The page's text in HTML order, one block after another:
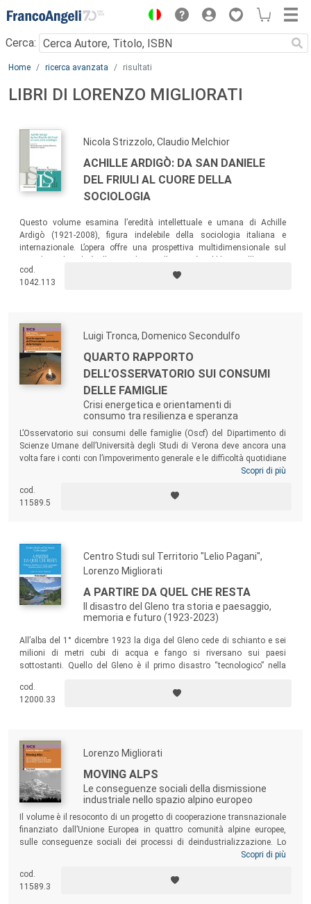
Menu
Cerca:
Main content
Home ricerca avanzata risultati
LIBRI DI LORENZO MIGLIORATI
Nicola Strizzolo, Claudio Melchior
ACHILLE ARDIGÒ: DA SAN DANIELE
DEL FRIULI AL CUORE DELLA
SOCIOLOGIA
Questo volume esamina l’eredità intellettuale e umana di Achille
Ardigò (1921-2008), figura indelebile della sociologia italiana e
internazionale. L’opera offre una prospettiva multidimensionale sul
civico, evidenziandone la rilevanza per il progresso delle scienze
sociali.
cod.
1042.113
Luigi Tronca, Domenico Secondulfo
QUARTO RAPPORTO
DELL’OSSERVATORIO SUI CONSUMI
DELLE FAMIGLIE
Crisi energetica e orientamenti di
consumo tra resilienza e speranza
L’Osservatorio sui consumi delle famiglie (Oscf) del Dipartimento di
Scienze Umane dell’Università degli Studi di Verona deve ancora una
volta fare i conti con l’impoverimento generale e le difficoltà quotidiane
delle famiglie. Si è, infatti, allargata la platea di chi fatica ad arrivare
acquisti che dei consumi sono divenute pane quotidiano anche per
coloro che hanno risentito meno delle difficoltà economiche.
Scopri di più
cod.
11589.5
Centro Studi sul Territorio "Lelio Pagani",
Lorenzo Migliorati
A PARTIRE DA QUEL CHE RESTA
Il disastro del Gleno tra storia e paesaggio,
memoria e futuro (1923-2023)
All’alba del 1° dicembre 1923 la diga del Gleno cede di schianto e sei
milioni di metri cubi di acqua e fango si riversano sui paesi
sottostanti. Quello del Gleno è il primo disastro “tecnologico” nella
anni? Questo libro fa il punto su molti aspetti di quella vicenda,
commemora le vittime e parla alle comunità di oggi.
cod.
12000.33
Lorenzo Migliorati
MOVING ALPS
Le conseguenze sociali della dismissione
industriale nello spazio alpino europeo
Il volume è il resoconto di un progetto di cooperazione transnazionale
finanziato dall’Unione Europea in quattro comunità alpine europee,
sulle conseguenze sociali dei processi di deindustrializzazione. Lo
sfruttamento delle risorse primarie e l’espropriazione di sistemi sociali,
comunità abituate da secoli a lenti mutamenti, lasciando dietro di sé
molte macerie materiali ma soprattutto sociali e culturali, che le
Scopri di più
cod.
11589.3